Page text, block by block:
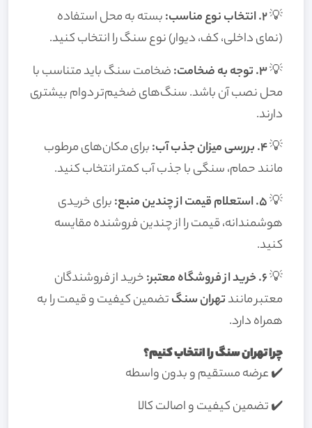
💡2. انتخاب نوع مناسب:
بسته به محل استفاده
(نمای داخلی، کف، دیوار) نوع سنگ را انتخاب کنید.
💡3. توجه به ضخامت:
ضخامت سنگ باید متناسب با
محل نصب آن باشد. سنگ‌های ضخیم‌تر دوام بیشتری
دارند.
💡4. بررسی میزان جذب آب:
برای مکان‌های مرطوب
مانند حمام، سنگی با جذب آب کمتر انتخاب کنید.
💡5. استعلام قیمت از چندین منبع:
برای خریدی
هوشمندانه، قیمت را از چندین فروشنده مقایسه
کنید.
💡6. خرید از فروشگاه معتبر:
خرید از فروشندگان
معتبر مانندتهران سنگتضمین کیفیت و قیمت را به
همراه دارد.
چرا تهران سنگ را انتخاب کنیم؟
✔️ عرضه مستقیم و بدون واسطه
✔️ تضمین کیفیت و اصالت کالا